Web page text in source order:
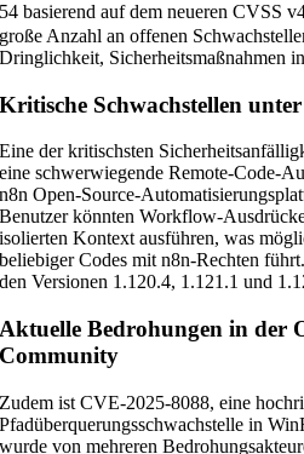
54 basierend auf dem neueren CVSS
große Anzahl an offenen
Dringlichkeit, Sicherheitsmaßnahmen
Kritische Schwachstellen
Eine der kritischsten
eine schwerwiegende Remote-Code-
n8n Open-Source-
Benutzer könnten Workflow-
isolierten Kontext ausführen, was
beliebiger Codes mit n8n-Rechten
den Versionen 1.120.4, 1.121.1 und
Aktuelle Bedrohungen in der
Community
Zudem ist CVE-2025-8088, eine
Pfadüberquerungsschwachstelle in
wurde von mehreren